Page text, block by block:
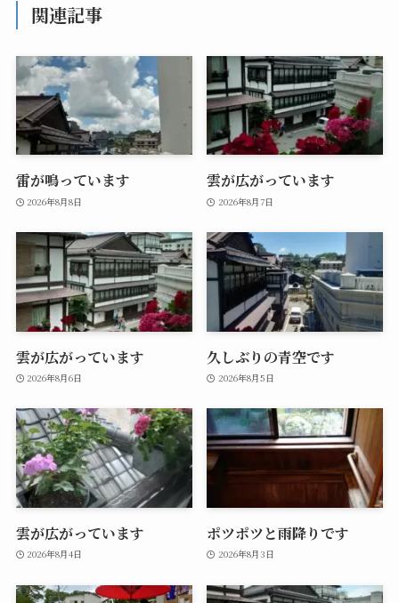
関連記事
雷が鳴っています
2026年8月8日
雲が広がっています
2026年8月7日
雲が広がっています
2026年8月6日
久しぶりの青空です
2026年8月5日
雲が広がっています
2026年8月4日
ポツポツと雨降りです
2026年8月3日